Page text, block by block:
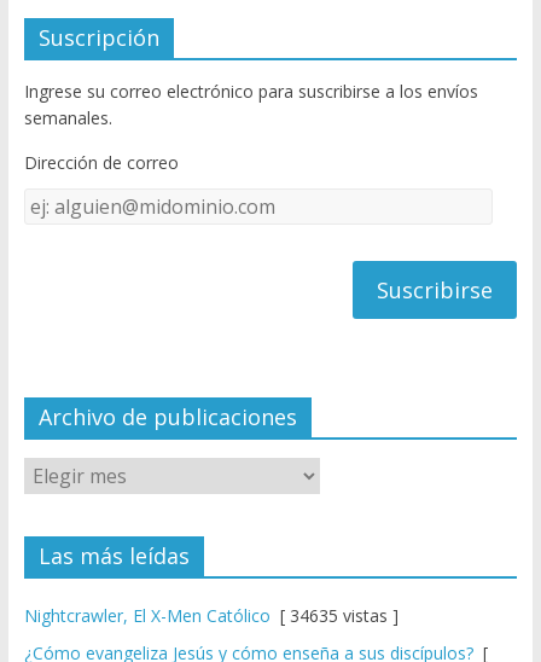
e
b
o
o
k
itt
er
u
T
u
e
C
el
Suscripción
Ingrese su correo electrónico para suscribirse a los envíos
semanales.
Dirección de correo
Dirección
de
Archivo de publicaciones
Las más leídas
Nightcrawler, El X-Men Católico [ 34635 vistas ]
¿Cómo evangeliza Jesús y cómo enseña a sus discípulos?[